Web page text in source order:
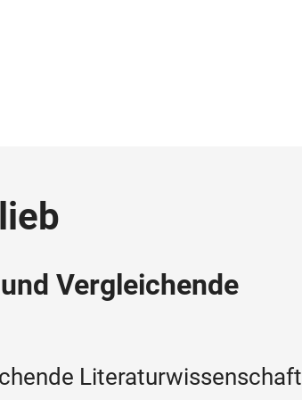
Vergleichende
Literaturwissenschaft